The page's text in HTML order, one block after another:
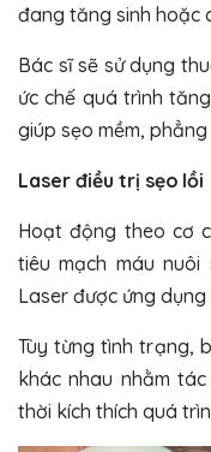
đang tăng sinh hoặc
Bác sĩ sẽ sử dụng
ức chế quá trình
giúp sẹo mềm,
Laser điều trị sẹo lồi
Hoạt động theo cơ
tiêu mạch máu
Laser được ứng
Tùy từng tình trạng,
khác nhau nhằm
thời kích thích quá